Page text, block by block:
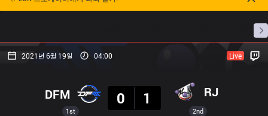
프로빌
2021년 6월 19일 04:00 Live
1st
DFM
0
1 RJ
2nd